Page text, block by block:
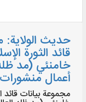
حديث
قائد الثورة
خامنئي (مد
أعمال منشورات
مجموعة بيانات قائد